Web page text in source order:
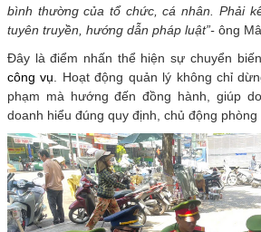
bình thường của tổ chức, cá nhân. Phải
tuyên truyền, hướng dẫn pháp luật”- ông
Đây là điểm nhấn thể hiện sự chuyển
công vụ . Hoạt động quản lý không chỉ
phạm mà hướng đến đồng hành, giúp
doanh hiểu đúng quy định, chủ động phòng